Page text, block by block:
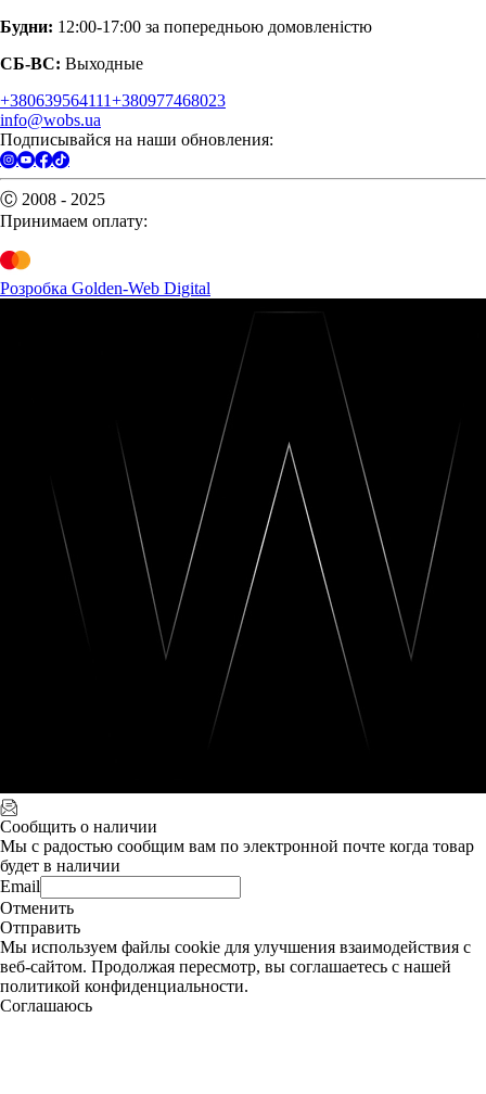
Будни: 12:00-17:00 за попередньою домовленістю
СБ-ВС: Выходные
+380639564111+380977468023
info@wobs.ua
Подписывайся на наши обновления:
Ⓒ 2008 - 2025
Принимаем оплату:
Розробка Golden-Web Digital
Сообщить о наличии
Мы с радостью сообщим вам по электронной почте когда товар
будет в наличии
Email
Отменить
Отправить
Мы используем файлы cookie для улучшения взаимодействия с
веб-сайтом. Продолжая пересмотр, вы соглашаетесь с нашей
политикой конфиденциальности.
Соглашаюсь